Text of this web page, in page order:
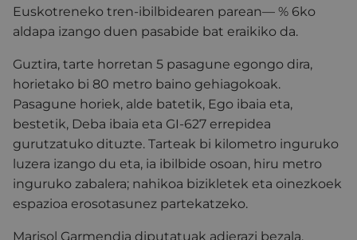
Euskotreneko tren-ibilbidearen parean— % 6ko
aldapa izango duen pasabide bat eraikiko da.
Guztira, tarte horretan 5 pasagune egongo dira,
horietako bi 80 metro baino gehiagokoak.
Pasagune horiek, alde batetik, Ego ibaia eta,
bestetik, Deba ibaia eta GI-627 errepidea
gurutzatuko dituzte. Tarteak bi kilometro inguruko
luzera izango du eta, ia ibilbide osoan, hiru metro
inguruko zabalera; nahikoa bizikletek eta oinezkoek
espazioa erosotasunez partekatzeko.
Marisol Garmendia diputatuak adierazi bezala,